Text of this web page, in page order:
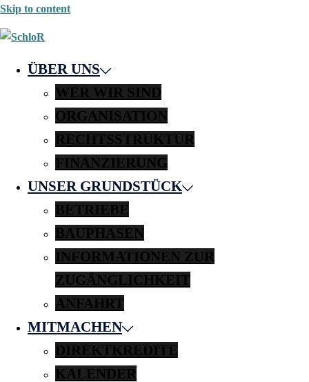
Skip to content
ÜBER UNS
WER WIR SIND
ORGANISATION
RECHTSSTRUKTUR
FINANZIERUNG
UNSER GRUNDSTÜCK
BETRIEBE
BAUPHASEN
INFORMATIONEN ZUR
ZUGÄNGLICHKEIT
ANFAHRT
MITMACHEN
DIREKTKREDITE
KALENDER